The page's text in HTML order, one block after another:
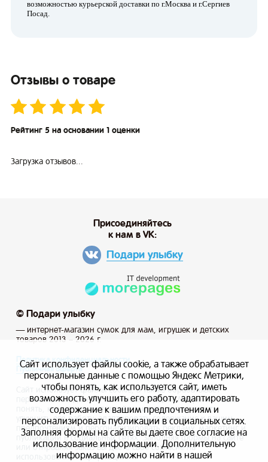
возможностью курьерской доставки по г.Москва и г.Сергиев
Посад.
Отзывы о товаре
Рейтинг 5 на основании 1 оценки
Загрузка отзывов...
© Подари улыбку
— интернет-магазин сумок для мам, игрушек и детских
товаров 2013 – 2026 г.
Присоединяйтесь
к нам в VK:
Подари улыбку
Политика конфиденциальности
Публичная оферта
Сайт использует файлы cookie, а также обрабатывает
персональные данные с помощью Яндекс Метрики, чтобы
понять, как используется сайт, и иметь возможность
улучшить его работу, адаптировать содержание к вашим
предпочтениям и персонализировать рекламу, маркетинг и
публикации в социальных сетях. Заполняя формы на сайте
или отправляя заказ вы даете свое согласие на
использование информации.
Сайт использует файлы cookie, а также обрабатывает
персональные данные с помощью Яндекс Метрики,
чтобы понять, как используется сайт, иметь
возможность улучшить его работу, адаптировать
содержание к вашим предпочтениям и
персонализировать публикации в социальных сетях.
Заполняя формы на сайте вы даете свое согласие на
использование информации. Дополнительную
информацию можно найти в нашей